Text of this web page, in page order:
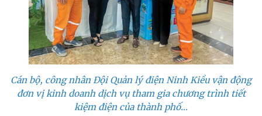
Cán bộ, công nhân Đội Quản lý điện Ninh Kiều vận động
đơn vị kinh doanh dịch vụ tham gia chương trình tiết
kiệm điện của thành phố…